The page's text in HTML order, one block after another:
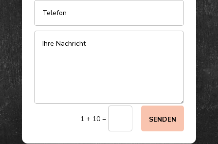
1 + 10 = SENDEN